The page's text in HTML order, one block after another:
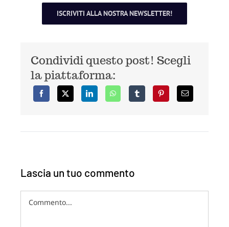
ISCRIVITI ALLA NOSTRA NEWSLETTER!
Condividi questo post! Scegli
la piattaforma:
Lascia un tuo commento
Commento